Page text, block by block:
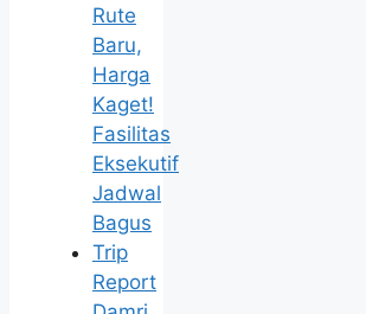
Rute
Baru,
Harga
Kaget!
Fasilitas
Eksekutif
Jadwal
Bagus
Trip
Report